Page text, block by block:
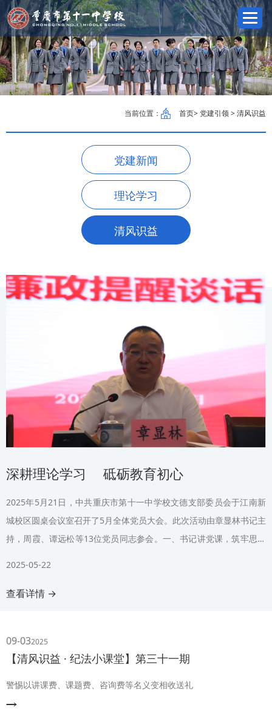
当前位置： 首页> 党建引领 > 清风识益
党建新闻
理论学习
清风识益
深耕理论学习 砥砺教育初心
2025年5月21日，中共重庆市第十一中学校文德支部委员会于江南新
城校区圆桌会议室召开了5月全体党员大会。此次活动由章显林书记主
持，周霞、谭远松等13位党员同志参会。一、书记讲党课，筑牢思想
2025-05-22
查看详情 →
09-032025
【清风识益 · 纪法小课堂】第三十一期
警惕以讲课费、课题费、咨询费等名义变相收送礼